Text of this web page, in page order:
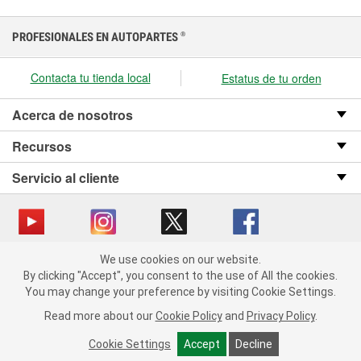
We use cookies on our website. By clicking "Accept", you consent
to the use of All the cookies.
You may change your preference by visiting Cookie Settings.
Read more about our Cookie Policy and Privacy Policy.
Cookie Settings Accept Decline
PROFESIONALES EN AUTOPARTES ®
Contacta tu tienda local Estatus de tu orden
Acerca de nosotros
Recursos
Servicio al cliente
Copyright © 2008-2026 O’Reilly Auto Parts v OST_3.2.0.0.729 (3) cv1361
catalog_main
Política de privacidad
Ley de transparencia en las cadenas de suministro
de California
We use cookies on our website.
By clicking "Accept", you consent to the use of All the cookies.
You may change your preference by visiting Cookie Settings.
Read more about our Cookie Policy and Privacy Policy.
Cookie Settings Accept Decline